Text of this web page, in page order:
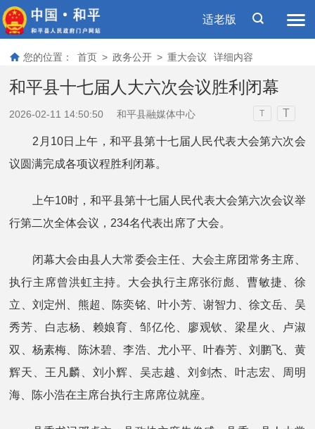
适老版
您的位置： 首页 > 政务公开 > 重大会议 详细内容
和平县十七届人大六次会议胜利闭幕
2026-02-11 14:50:50 和平县融媒体中心 T T
2月10日上午，和平县第十七届人民代表大会第六次会
议圆满完成各项议程胜利闭幕。
上午10时，和平县第十七届人民代表大会第六次会议举
行第二次全体会议，234名代表出席了大会。
闭幕大会由县人大常委会主任、大会主席团常务主席、
执行主席曾洪虹主持。大会执行主席张衍彪、曹敏捷、徐
立、刘定州、熊超、陈奕铭、叶小芳、谢智力、徐文岳、吴
秀芳、白志杨、赖娘育、邹亿伦、廖观钦、梁星火、卢淑
双、杨素梅、陈沐碧、李浩、尤小平、叶春芳、刘鹏飞、黄
辉天、王凡麟、刘小辉、吴志越、刘剑杰、叶志宏、周明
海、陈小浩在主席台执行主席席位就座。